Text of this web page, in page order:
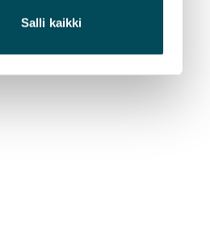
Salli kaikki